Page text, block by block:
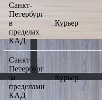
Санкт-
Петербург
в
пределах
КАД
Курьер
Санкт-
Петербург
за
пределами
КАД
Курьер